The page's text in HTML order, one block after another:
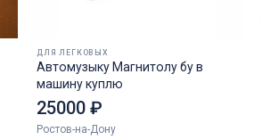
ДЛЯ ЛЕГКОВЫХ
Автомузыку Магнитолу бу в
машину куплю
25000 ₽
Ростов-на-Дону